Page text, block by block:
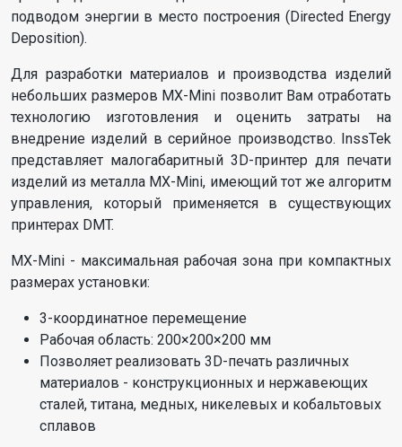
подводом энергии в место построения (Directed Energy
Deposition).
Для разработки материалов и производства изделий
небольших размеров MX-Mini позволит Вам отработать
технологию изготовления и оценить затраты на
внедрение изделий в серийное производство. InssTek
представляет малогабаритный 3D-принтер для печати
изделий из металла MX-Mini, имеющий тот же алгоритм
управления, который применяется в существующих
принтерах DMT.
MX-Mini - максимальная рабочая зона при компактных
размерах установки:
3-координатное перемещение
Рабочая область: 200×200×200 мм
Позволяет реализовать 3D-печать различных
материалов - конструкционных и нержавеющих
сталей, титана, медных, никелевых и кобальтовых
сплавов